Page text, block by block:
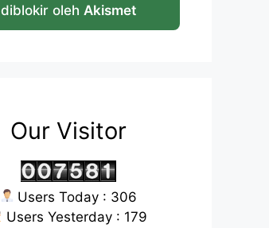
diblokir oleh Akismet
Our Visitor
Users Today : 306
Users Yesterday : 179